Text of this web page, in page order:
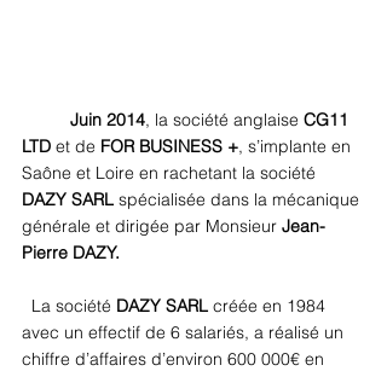
Juin 2014, la société anglaise CG11
LTD et de FOR BUSINESS +, s’implante en
Saône et Loire en rachetant la société
DAZY SARL spécialisée dans la mécanique
générale et dirigée par Monsieur Jean-
Pierre DAZY.
  La société
DAZY SARL créée en 1984
avec un effectif de 6 salariés, a réalisé un
chiffre d’affaires d’environ 600 000€ en